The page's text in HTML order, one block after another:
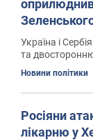
Україна і
та
Новини політики
Росіяни
лікарню у